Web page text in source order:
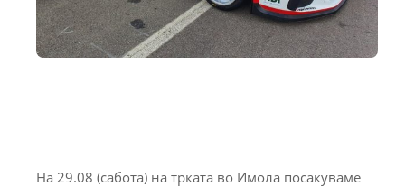
На 29.08 (сабота) на трката во Имола посакуваме